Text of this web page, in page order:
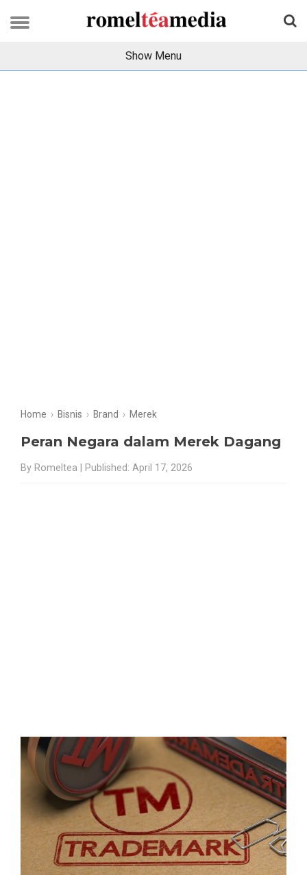
Show Menu
Home › Bisnis › Brand › Merek
Peran Negara dalam Merek Dagang
By Romeltea | Published: April 17, 2026